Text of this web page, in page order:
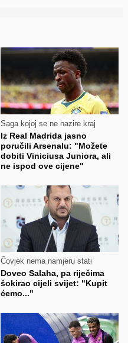
Saga kojoj se ne nazire kraj
Iz Real Madrida jasno
poručili Arsenalu: "Možete
dobiti Viniciusa Juniora, ali
ne ispod ove cijene"
Čovjek nema namjeru stati
Doveo Salaha, pa riječima
šokirao cijeli svijet: "Kupit
ćemo..."